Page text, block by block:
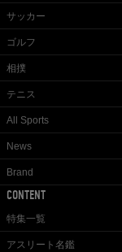
サッカー
ゴルフ
相撲
テニス
All Sports
News
Brand
CONTENT
特集一覧
アスリート名鑑